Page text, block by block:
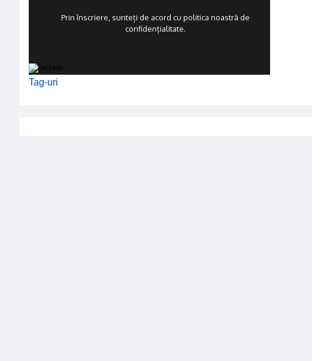
Prin înscriere, sunteți de acord cu politica noastră de
confidențialitate.
Tag-uri